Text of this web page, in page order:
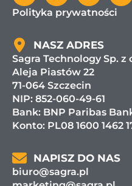
Polityka prywatności
NASZ ADRES
Sagra Technology Sp. z
Aleja Piastów 22
71-064 Szczecin
NIP: 852-060-49-61
Bank: BNP Paribas
Konto: PL08 1600 1462
NAPISZ DO NAS
biuro@sagra.pl